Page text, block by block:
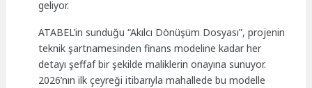
geliyor.
ATABEL’in sunduğu “Akılcı Dönüşüm Dosyası”, projenin
teknik şartnamesinden finans modeline kadar her
detayı şeffaf bir şekilde maliklerin onayına sunuyor.
2026’nın ilk çeyreği itibarıyla mahallede bu modelle